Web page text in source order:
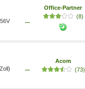
...
Office-Partner
(8)
...
Acom
(73)